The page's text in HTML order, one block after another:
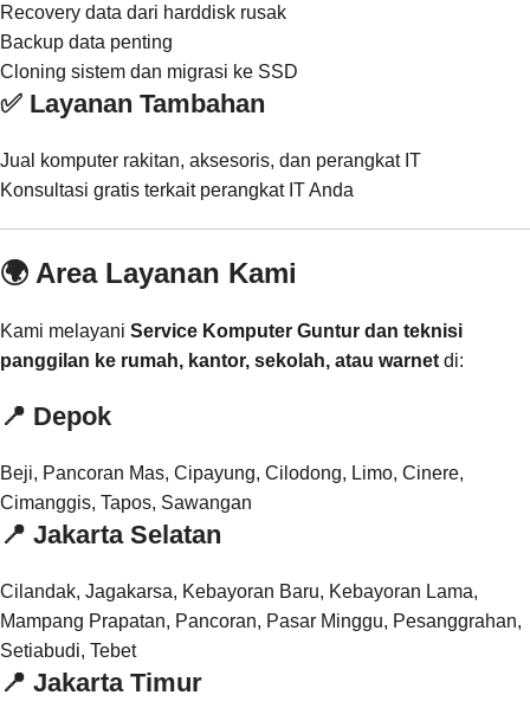
Recovery data dari harddisk rusak
Backup data penting
Cloning sistem dan migrasi ke SSD
✅ Layanan Tambahan
Jual komputer rakitan, aksesoris, dan perangkat IT
Konsultasi gratis terkait perangkat IT Anda
🌍 Area Layanan Kami
Kami melayani Service Komputer Guntur dan teknisi
panggilan ke rumah, kantor, sekolah, atau warnet di:
📍 Depok
Beji, Pancoran Mas, Cipayung, Cilodong, Limo, Cinere,
Cimanggis, Tapos, Sawangan
📍 Jakarta Selatan
Cilandak, Jagakarsa, Kebayoran Baru, Kebayoran Lama,
Mampang Prapatan, Pancoran, Pasar Minggu, Pesanggrahan,
Setiabudi, Tebet
📍 Jakarta Timur